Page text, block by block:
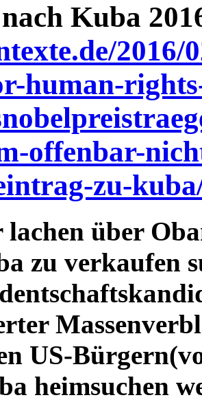
Kuba
2016/
human-
offenbar-
zu-
über
zu verkaufen
US-
heimsuchen